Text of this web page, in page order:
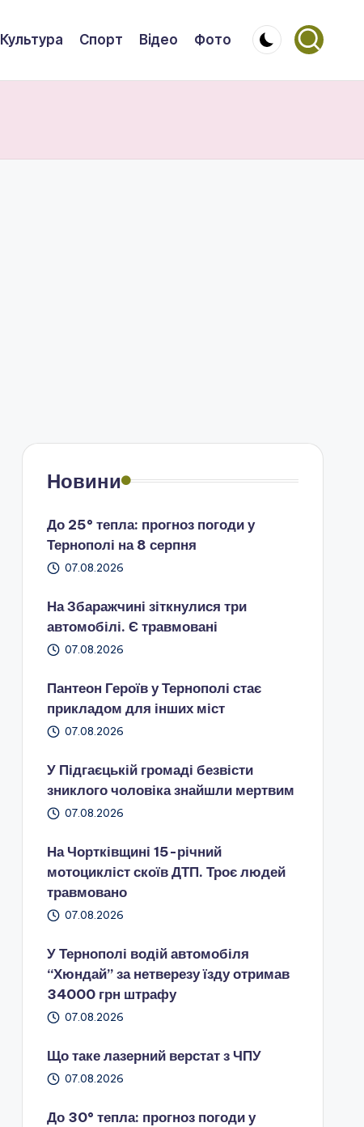
Культура Спорт Відео Фото
Новини
До 25° тепла: прогноз погоди у
Тернополі на 8 серпня
07.08.2026
На Збаражчині зіткнулися три
автомобілі. Є травмовані
07.08.2026
Пантеон Героїв у Тернополі стає
прикладом для інших міст
07.08.2026
У Підгаєцькій громаді безвісти
зниклого чоловіка знайшли мертвим
07.08.2026
На Чортківщині 15-річний
мотоцикліст скоїв ДТП. Троє людей
травмовано
07.08.2026
У Тернополі водій автомобіля
“Хюндай” за нетверезу їзду отримав
34000 грн штрафу
07.08.2026
Що таке лазерний верстат з ЧПУ
07.08.2026
До 30° тепла: прогноз погоди у